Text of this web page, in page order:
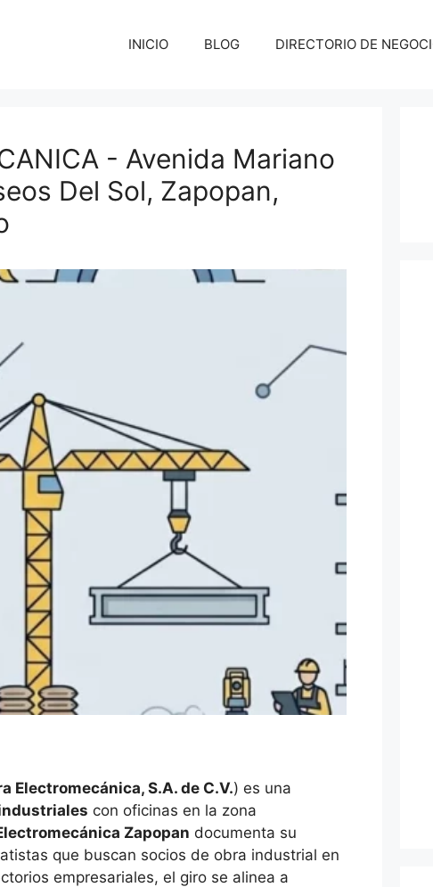
INICIO BLOG DIRECTORIO DE
- Avenida Mariano
Del Sol, Zapopan,
construccion
Electromecánica, S.A. de C.V.) es una
con oficinas en la zona
Zapopan documenta su
que buscan socios de obra industrial en
empresariales, el giro se alinea a